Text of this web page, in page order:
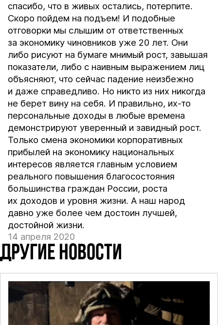
спасибо, что в живых остались, потерпите.
Скоро пойдем на подъем! И подобные
отговорки мы слышим от ответственных
за экономику чиновников уже 20 лет. Они
либо рисуют на бумаге мнимый рост, завышая
показатели, либо с наивным выражением лиц
объясняют, что сейчас падение неизбежно
и даже справедливо. Но никто из них никогда
не берет вину на себя. И правильно, их-то
персональные доходы в любые времена
демонстрируют уверенный и завидный рост.
Только смена экономики корпоративных
прибылей на экономику национальных
интересов является главным условием
реального повышения благосостояния
большинства граждан России, роста
их доходов и уровня жизни. А наш народ
давно уже более чем достоин лучшей,
достойной жизни.
14 апреля 2020
ДРУГИЕ НОВОСТИ